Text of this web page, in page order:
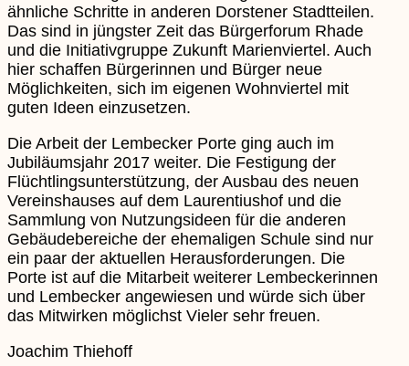
ähnliche Schritte in anderen Dorstener Stadtteilen.
Das sind in jüngster Zeit das Bürgerforum Rhade
und die Initiativgruppe Zukunft Marienviertel. Auch
hier schaffen Bürgerinnen und Bürger neue
Möglichkeiten, sich im eigenen Wohnviertel mit
guten Ideen einzusetzen.
Die Arbeit der Lembecker Porte ging auch im
Jubiläumsjahr 2017 weiter. Die Festigung der
Flüchtlingsunterstützung, der Ausbau des neuen
Vereinshauses auf dem Laurentiushof und die
Sammlung von Nutzungsideen für die anderen
Gebäudebereiche der ehemaligen Schule sind nur
ein paar der aktuellen Herausforderungen. Die
Porte ist auf die Mitarbeit weiterer Lembeckerinnen
und Lembecker angewiesen und würde sich über
das Mitwirken möglichst Vieler sehr freuen.
Joachim Thiehoff